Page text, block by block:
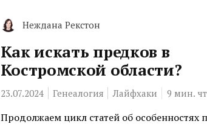
Неждана Рекстон
Как искать предков в
Костромской области?
23.07.2024 Генеалогия Лайфхаки 9 мин.
Продолжаем цикл статей об особенностях